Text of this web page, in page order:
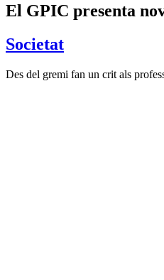
El GPIC presenta
Societat
Des del gremi fan un crit als